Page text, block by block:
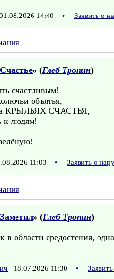
14:40 • Заявить о
Счастье» (Глеб Тропин)
счастливым!
объятья,
КРЫЛЬЯХ СЧАСТЬЯ,
к людям!
11:03 • Заявить о
Заметил» (Глеб Тропин)
в области средостения,
18.07.2026 11:30 •